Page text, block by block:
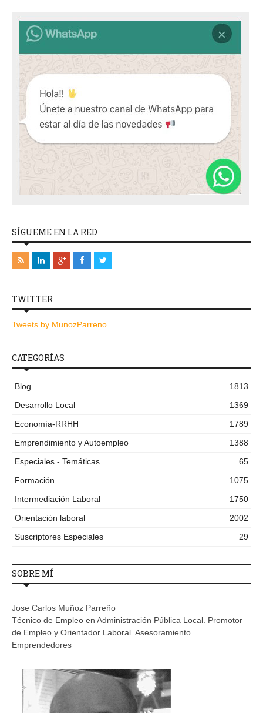
SÍGUEME EN LA RED
TWITTER
Tweets by MunozParreno
CATEGORÍAS
Blog
1813
Desarrollo Local
1369
Economía-RRHH
1789
Emprendimiento y Autoempleo
1388
Especiales - Temáticas
65
Formación
1075
Intermediación Laboral
1750
Orientación laboral
2002
Suscriptores Especiales
29
SOBRE MÍ
Jose Carlos Muñoz Parreño
Técnico de Empleo en Administración Pública Local. Promotor
de Empleo y Orientador Laboral. Asesoramiento
Emprendedores